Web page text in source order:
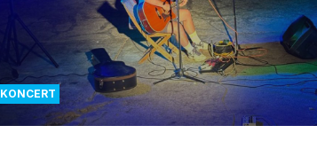
KONCERT